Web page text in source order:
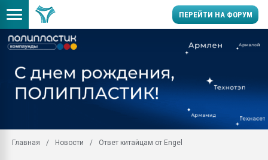
ПЕРЕЙТИ НА ФОРУМ
заводу пластмасс"
Главная Новости Ответ китайцам от Engel